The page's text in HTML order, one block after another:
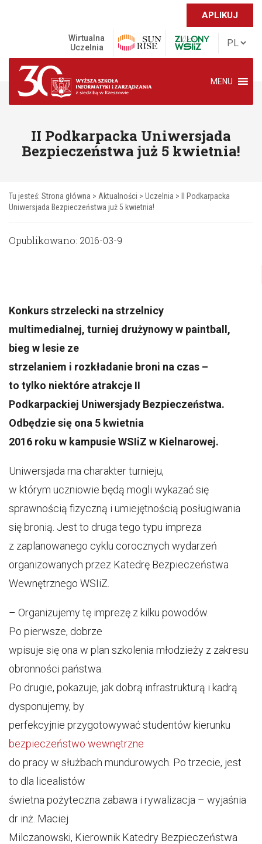
APLIKUJ
Wirtualna
Uczelnia
MENU
II Podkarpacka Uniwersjada
Bezpieczeństwa już 5 kwietnia!
Tu jesteś: Strona główna > Aktualności > Uczelnia >
II Podkarpacka
Uniwersjada Bezpieczeństwa już 5 kwietnia!
Opublikowano: 2016-03-9
Konkurs strzelecki na strzelnicy
multimedialnej, turniej drużynowy w paintball,
bieg w lesie ze
strzelaniem i rozkładanie broni na czas –
to tylko niektóre atrakcje II
Podkarpackiej Uniwersjady Bezpieczeństwa.
Odbędzie się ona 5 kwietnia
2016 roku w kampusie WSIiZ w Kielnarowej.
Uniwersjada ma charakter turnieju,
w którym uczniowie będą mogli wykazać się
sprawnością fizyczną i umiejętnością posługiwania
się bronią. Jest to druga tego typu impreza
z zaplanowanego cyklu corocznych wydarzeń
organizowanych przez Katedrę Bezpieczeństwa
Wewnętrznego WSIiZ.
– Organizujemy tę imprezę z kilku powodów.
Po pierwsze, dobrze
wpisuje się ona w plan szkolenia młodzieży z zakresu
obronności państwa.
Po drugie, pokazuje, jak dobrą infrastrukturą i kadrą
dysponujemy, by
perfekcyjnie przygotowywać studentów kierunku
bezpieczeństwo wewnętrzne
do pracy w służbach mundurowych. Po trzecie, jest
to dla licealistów
świetna pożyteczna zabawa i rywalizacja – wyjaśnia
dr inż. Maciej
Milczanowski, Kierownik Katedry Bezpieczeństwa